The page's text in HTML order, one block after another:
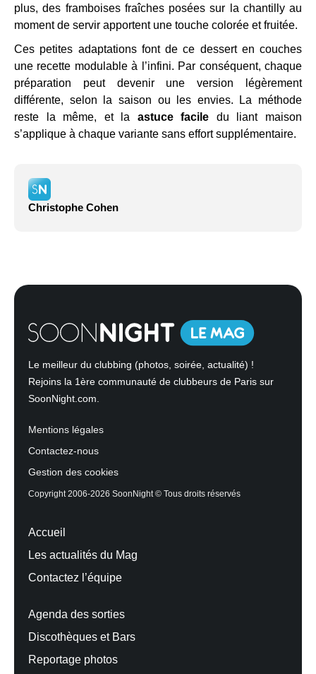
plus, des framboises fraîches posées sur la chantilly au
moment de servir apportent une touche colorée et fruitée.
Ces petites adaptations font de ce dessert en couches
une recette modulable à l’infini. Par conséquent, chaque
préparation peut devenir une version légèrement
différente, selon la saison ou les envies. La méthode
reste la même, et la astuce facile du liant maison
s’applique à chaque variante sans effort supplémentaire.
Christophe Cohen
Le meilleur du clubbing (photos, soirée, actualité) !
Rejoins la 1ère communauté de clubbeurs de Paris sur
SoonNight.com.
Mentions légales
Contactez-nous
Gestion des cookies
Copyright 2006-2026 SoonNight © Tous droits réservés
Accueil
Les actualités du Mag
Contactez l’équipe
Agenda des sorties
Discothèques et Bars
Reportage photos